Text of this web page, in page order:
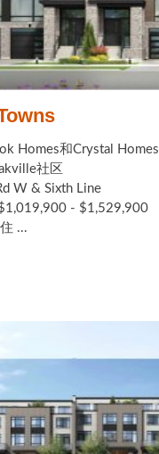
Homes和Crystal Homes
社区
W & Sixth Line
- $1,529,900
...